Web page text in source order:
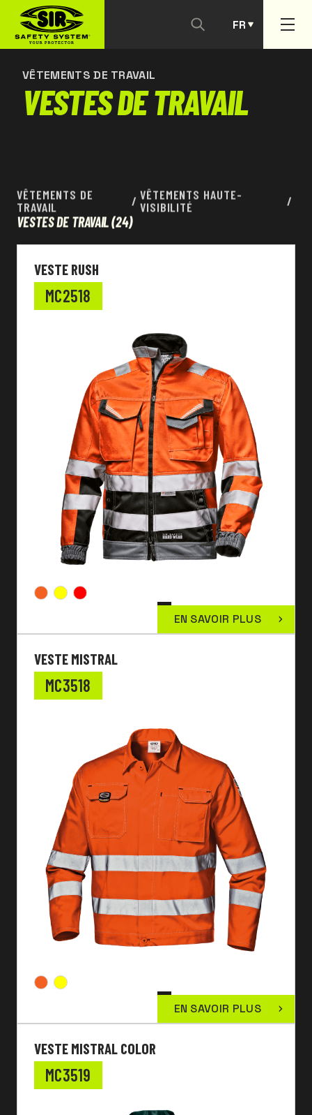
FR
PT
VÊTEMENTS DE TRAVAIL
VESTES DE TRAVAIL
VÊTEMENTS DE
TRAVAIL
/ VÊTEMENTS HAUTE-
VISIBILITÉ
/
VESTES DE TRAVAIL(24)
VESTE RUSH
MC2518
EN SAVOIR PLUS
VESTE MISTRAL
MC3518
EN SAVOIR PLUS
VESTE MISTRAL COLOR
MC3519
NOUS CONTACTER